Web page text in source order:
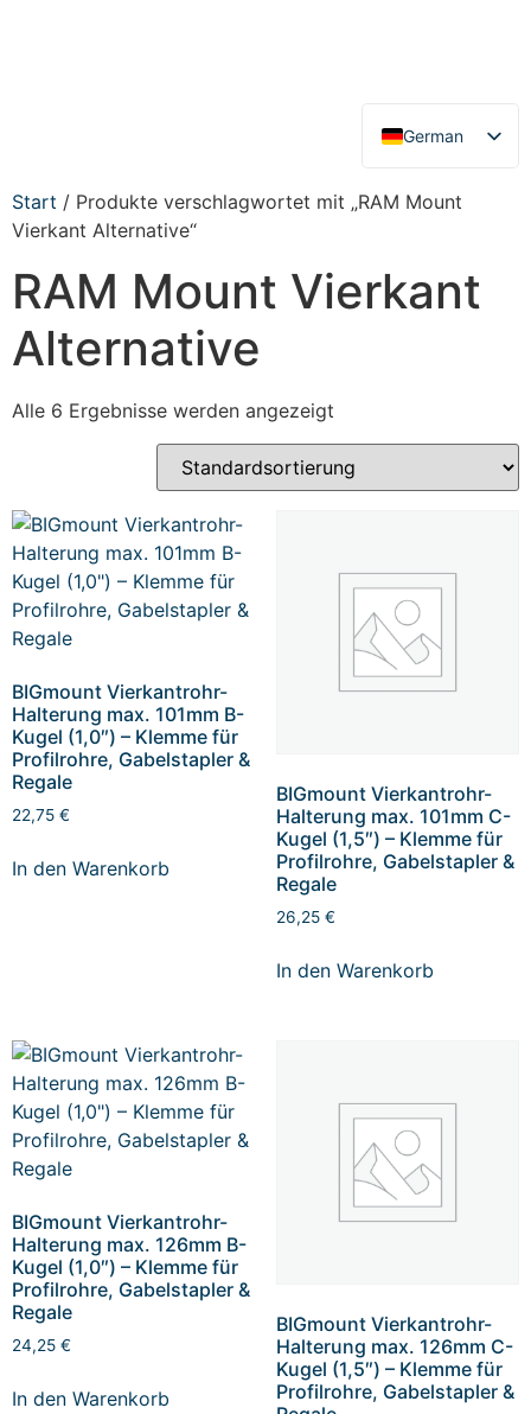
German
English
Start / Produkte verschlagwortet mit „RAM Mount
Vierkant Alternative“
RAM Mount Vierkant
Alternative
Alle 6 Ergebnisse werden angezeigt
BIGmount Vierkantrohr-
Halterung max. 101mm B-
Kugel (1,0″) – Klemme für
Profilrohre, Gabelstapler &
Regale
22,75 €
In den Warenkorb
BIGmount Vierkantrohr-
Halterung max. 101mm C-
Kugel (1,5″) – Klemme für
Profilrohre, Gabelstapler &
Regale
26,25 €
In den Warenkorb
BIGmount Vierkantrohr-
Halterung max. 126mm B-
Kugel (1,0″) – Klemme für
Profilrohre, Gabelstapler &
Regale
24,25 €
In den Warenkorb
BIGmount Vierkantrohr-
Halterung max. 126mm C-
Kugel (1,5″) – Klemme für
Profilrohre, Gabelstapler &